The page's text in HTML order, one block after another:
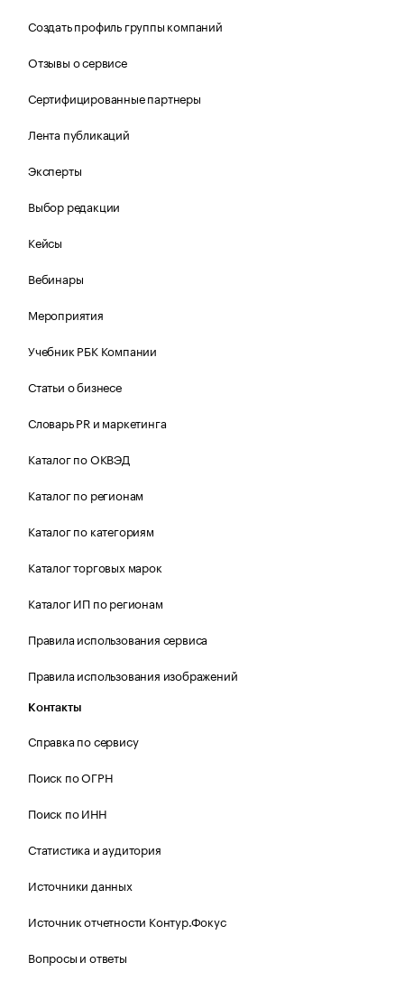
Создать профиль группы компаний
Отзывы о сервисе
Сертифицированные партнеры
Лента публикаций
Эксперты
Выбор редакции
Кейсы
Вебинары
Мероприятия
Учебник РБК Компании
Статьи о бизнесе
Словарь PR и маркетинга
Каталог по ОКВЭД
Каталог по регионам
Каталог по категориям
Каталог торговых марок
Каталог ИП по регионам
Правила использования сервиса
Правила использования изображений
Контакты
Справка по сервису
Поиск по ОГРН
Поиск по ИНН
Статистика и аудитория
Источники данных
Источник отчетности Контур.Фокус
Вопросы и ответы